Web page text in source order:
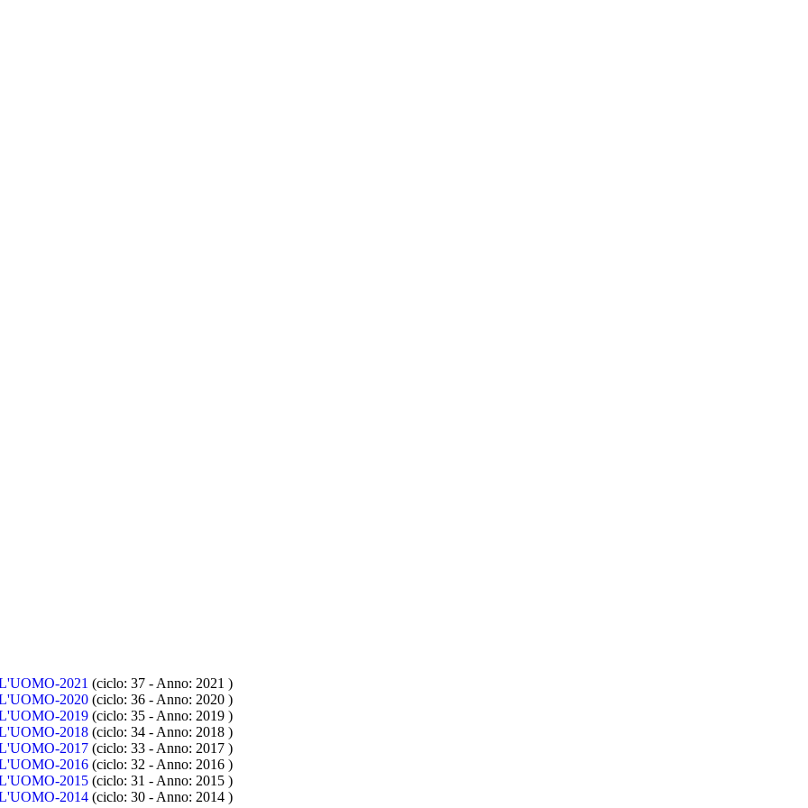
2021 (ciclo: 37 - Anno: 2021 )
2020 (ciclo: 36 - Anno: 2020 )
2019 (ciclo: 35 - Anno: 2019 )
2018 (ciclo: 34 - Anno: 2018 )
2017 (ciclo: 33 - Anno: 2017 )
2016 (ciclo: 32 - Anno: 2016 )
2015 (ciclo: 31 - Anno: 2015 )
2014 (ciclo: 30 - Anno: 2014 )